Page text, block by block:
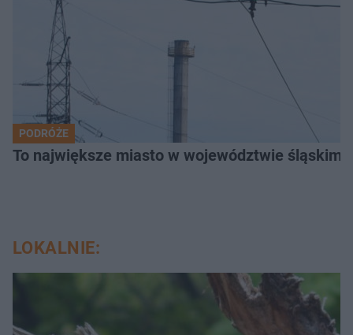
PODRÓŻE
To największe miasto w województwie
LOKALNIE: